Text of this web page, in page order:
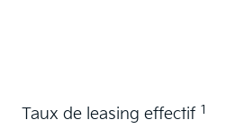
Taux de leasing effectif 1